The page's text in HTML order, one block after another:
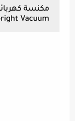
Vacuum